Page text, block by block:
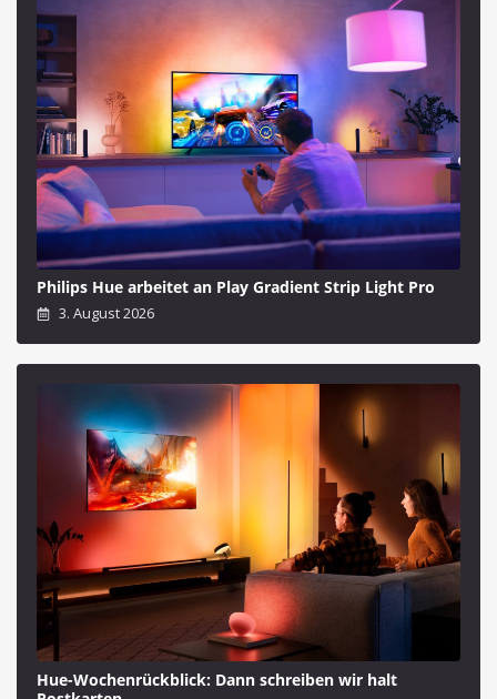
Philips Hue arbeitet an Play Gradient Strip Light Pro
3. August 2026
Hue-Wochenrückblick: Dann schreiben wir halt